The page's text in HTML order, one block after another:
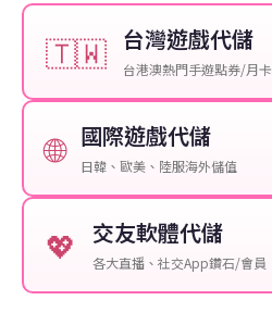
🇹🇼 台灣遊戲代儲
台港澳熱門手遊點券/月卡
🌐 國際遊戲代儲
日韓、歐美、陸服海外儲值
💖 交友軟體代儲
各大直播、社交App鑽石/會員